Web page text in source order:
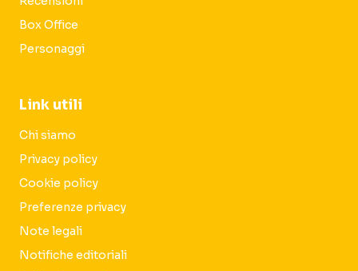
Box Office
Personaggi
Link utili
Chi siamo
Privacy policy
Cookie policy
Preferenze privacy
Note legali
Notifiche editoriali